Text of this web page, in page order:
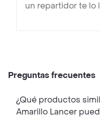
un repartidor te lo
Preguntas frecuentes
¿Qué productos
Amarillo Lancer